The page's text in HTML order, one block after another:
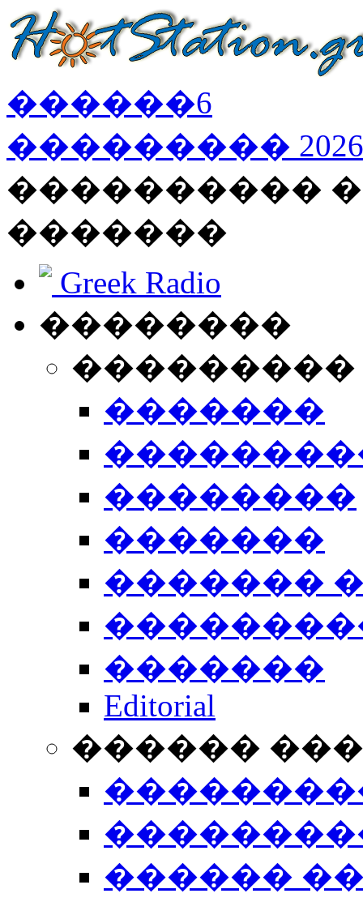
������6
��������� 2026
����������
�������
Greek Radio
��������
�������
��������
�������
�������
�������
Editorial
������
������